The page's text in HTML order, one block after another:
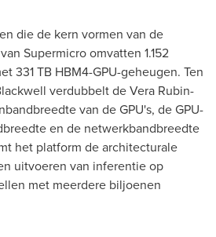
die de kern vormen van de
Supermicro omvatten 1.152
331 TB HBM4-GPU-geheugen. Ten
verdubbelt de Vera Rubin-
van de GPU's, de GPU-
en de netwerkbandbreedte
het platform de architecturale
uitvoeren van inferentie op
met meerdere biljoenen